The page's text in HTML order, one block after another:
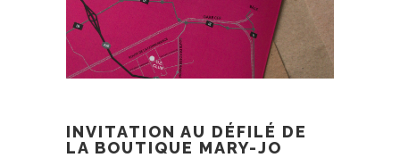
INVITATION AU DÉFILÉ DE
LA BOUTIQUE MARY-JO